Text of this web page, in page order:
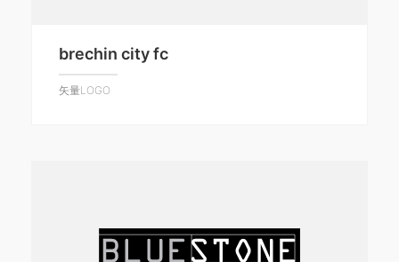
brechin city fc
矢量LOGO